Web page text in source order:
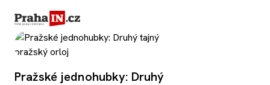
Pražské jednohubky: Druhý